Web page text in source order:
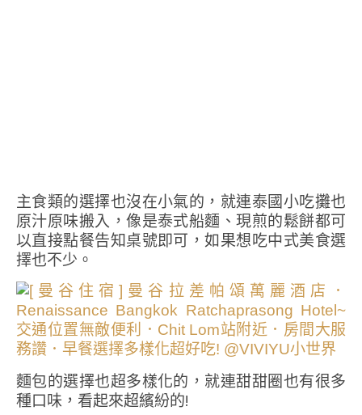
主食類的選擇也沒在小氣的，就連泰國小吃攤也
原汁原味搬入，像是泰式船麵、現煎的鬆餅都可
以直接點餐告知桌號即可，如果想吃中式美食選
擇也不少。
麵包的選擇也超多樣化的，就連甜甜圈也有很多
種口味，看起來超繽紛的!